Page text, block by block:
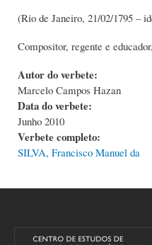
(Rio de Janeiro, 21/02/1795 –
Compositor, regente e
Autor do verbete:
Marcelo Campos Hazan
Data do verbete:
Junho 2010
Verbete completo:
SILVA, Francisco Manuel da